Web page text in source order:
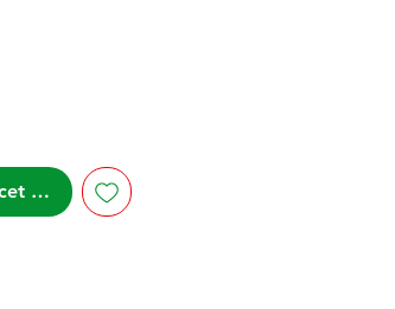
article est disponible